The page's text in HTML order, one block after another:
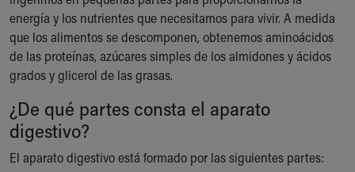
Ronald McDonald House Care Mobile
Health Centers
Symptom Checker
Financial Services
Price Estimates
Family Supports
Sports Health Services Provider for Akron Zips
New Parents
Find a Pediatrics Location
energía y los nutrientes que necesitamos para vivir. A medida
que los alimentos se descomponen, obtenemos aminoácidos
de las proteínas, azúcares simples de los almidones y ácidos
grados y glicerol de las grasas.
¿De qué partes consta el aparato
digestivo?
El aparato digestivo está formado por las siguientes partes: